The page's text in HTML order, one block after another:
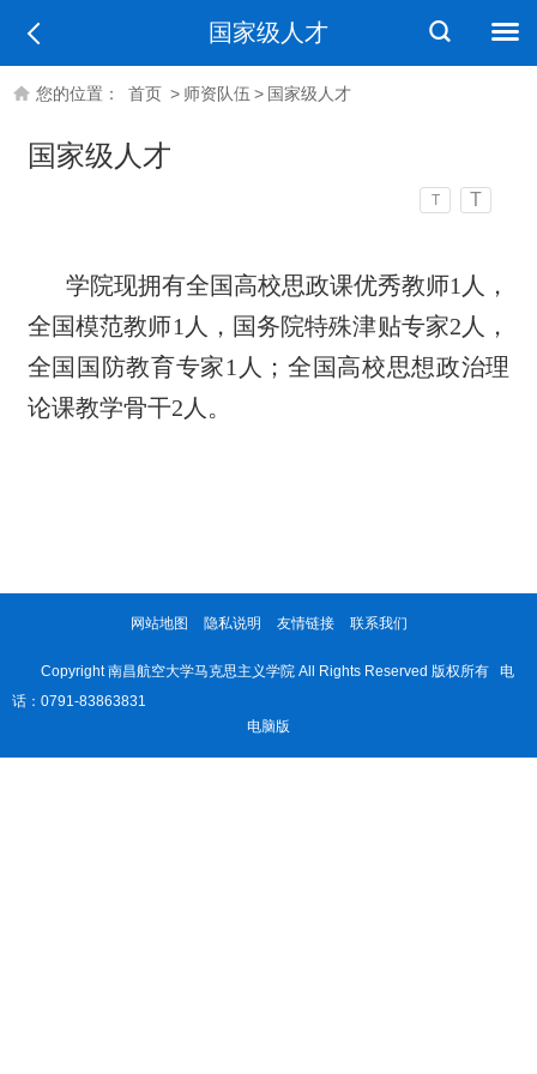
国家级人才
您的位置： 首页 > 师资队伍 > 国家级人才
国家级人才
T T
学院现拥有全国高校思政课优秀教师1人，
全国模范教师1人，国务院特殊津贴专家2人，
全国国防教育专家1人；全国高校思想政治理
论课教学骨干2人。
网站地图 隐私说明 友情链接 联系我们
Copyright 南昌航空大学马克思主义学院 All Rights Reserved 版权所有 电
话：0791-83863831
电脑版